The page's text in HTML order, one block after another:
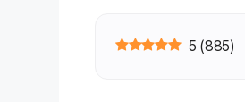
5 (885)